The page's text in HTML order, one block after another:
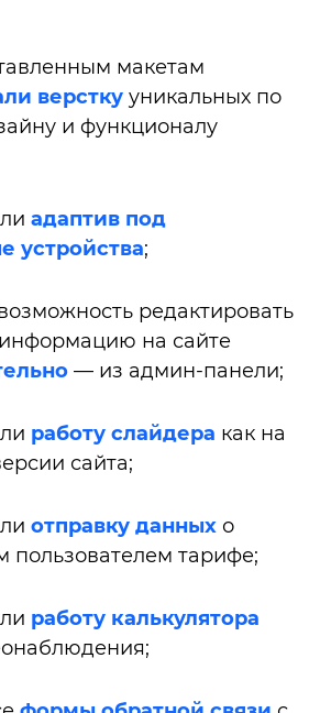
макетам
верстку уникальных по
и функционалу
адаптив под
устройства;
редактировать
на сайте
— из админ-панели;
работу слайдера как на
сайта;
отправку данных о
пользователем тарифе;
работу калькулятора